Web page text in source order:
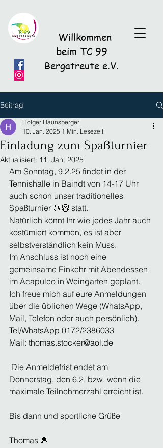
Willkommen
beim TC 99
Bergatreute e.V.
Beitrag
Einladung zum Spaßturnier
Holger Haunsberger
10. Jan. 2025 1 Min. Lesezeit
Aktualisiert: 11. Jan. 2025
Am Sonntag, 9.2.25 findet in der
Tennishalle in Baindt von 14-17 Uhr
auch schon unser traditionelles
Spaßturnier 🎾🤡 statt.
Natürlich könnt Ihr wie jedes Jahr auch
kostümiert kommen, es ist aber
selbstverständlich kein Muss.
Im Anschluss ist noch eine
gemeinsame Einkehr mit Abendessen
im Acapulco in Weingarten geplant.
Ich freue mich auf eure Anmeldungen
über die üblichen Wege (WhatsApp,
Mail, Telefon oder auch persönlich).
Tel/WhatsApp 0172/2386033
Mail: thomas.stocker@aol.de
Donnerstag, den 6.2. bzw. wenn die
maximale Teilnehmerzahl erreicht ist.
Bis dann und sportliche Grüße
Thomas 🎾